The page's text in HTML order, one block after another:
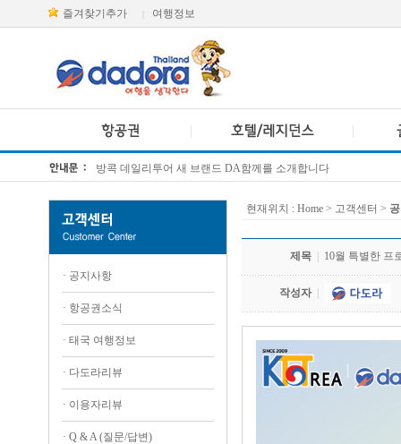
즐겨찾기추가 여행정보
방콕 데일리투어 새 브랜드 DA함께를 소개합니다
· 공지사항
· 항공권소식
· 태국 여행정보
· 다도라리뷰
· 이용자리뷰
· Q & A (질문/답변)
현재위치 : Home > 고객센터 >
제목 10월 특별한 프
작성자